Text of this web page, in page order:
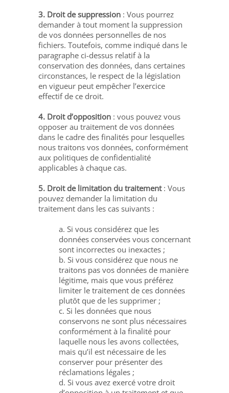
3. Droit de suppression: Vous pourrez
demander à tout moment la suppression
de vos données personnelles de nos
fichiers. Toutefois, comme indiqué dans le
paragraphe ci-dessus relatif à la
conservation des données, dans certaines
circonstances, le respect de la législation
en vigueur peut empêcher l’exercice
effectif de ce droit.
4. Droit d’opposition: vous pouvez vous
opposer au traitement de vos données
dans le cadre des finalités pour lesquelles
nous traitons vos données, conformément
aux politiques de confidentialité
applicables à chaque cas.
5. Droit de limitation du traitement: Vous
pouvez demander la limitation du
traitement dans les cas suivants :
a. Si vous considérez que les
données conservées vous concernant
sont incorrectes ou inexactes ;
b. Si vous considérez que nous ne
traitons pas vos données de manière
légitime, mais que vous préférez
limiter le traitement de ces données
plutôt que de les supprimer ;
c. Si les données que nous
conservons ne sont plus nécessaires
conformément à la finalité pour
laquelle nous les avons collectées,
mais qu’il est nécessaire de les
conserver pour présenter des
réclamations légales ;
d. Si vous avez exercé votre droit